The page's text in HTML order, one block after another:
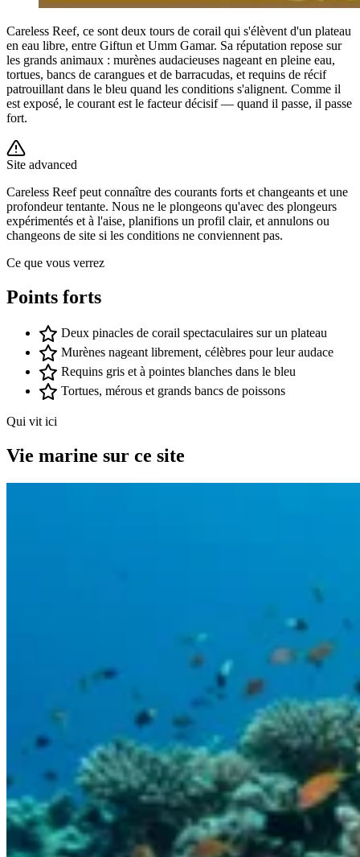
Careless Reef, ce sont deux tours de corail qui s'élèvent d'un plateau
en eau libre, entre Giftun et Umm Gamar. Sa réputation repose sur
les grands animaux : murènes audacieuses nageant en pleine eau,
tortues, bancs de carangues et de barracudas, et requins de récif
patrouillant dans le bleu quand les conditions s'alignent. Comme il
est exposé, le courant est le facteur décisif — quand il passe, il passe
fort.
Site advanced
Careless Reef peut connaître des courants forts et changeants et une
profondeur tentante. Nous ne le plongeons qu'avec des plongeurs
expérimentés et à l'aise, planifions un profil clair, et annulons ou
changeons de site si les conditions ne conviennent pas.
Ce que vous verrez
Points forts
Deux pinacles de corail spectaculaires sur un plateau
Murènes nageant librement, célèbres pour leur audace
Requins gris et à pointes blanches dans le bleu
Tortues, mérous et grands bancs de poissons
Qui vit ici
Vie marine sur ce site